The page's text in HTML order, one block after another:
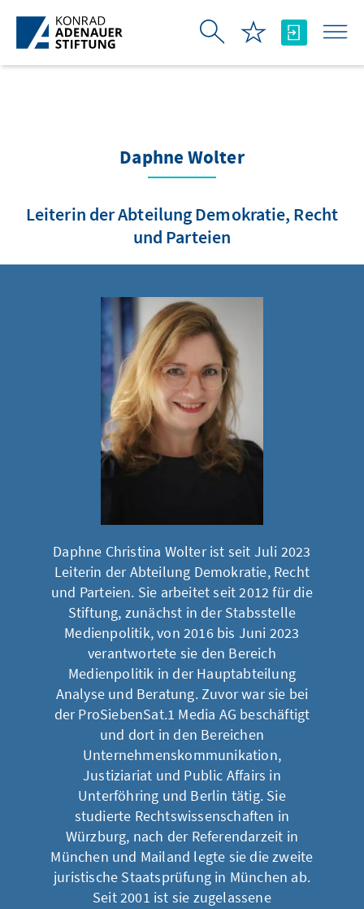
Skip to Main Content
Daphne Wolter
Leiterin der Abteilung Demokratie, Recht
und Parteien
Daphne Christina Wolter ist seit Juli 2023
Leiterin der Abteilung Demokratie, Recht
und Parteien. Sie arbeitet seit 2012 für die
Stiftung, zunächst in der Stabsstelle
Medienpolitik, von 2016 bis Juni 2023
verantwortete sie den Bereich
Medienpolitik in der Hauptabteilung
Analyse und Beratung. Zuvor war sie bei
der ProSiebenSat.1 Media AG beschäftigt
und dort in den Bereichen
Unternehmenskommunikation,
Justiziariat und Public Affairs in
Unterföhring und Berlin tätig. Sie
studierte Rechtswissenschaften in
Würzburg, nach der Referendarzeit in
München und Mailand legte sie die zweite
juristische Staatsprüfung in München ab.
Seit 2001 ist sie zugelassene